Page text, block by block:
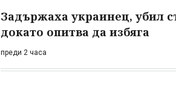
Задържаха украинец, убил
докато опитва да избяга
преди 2 часа